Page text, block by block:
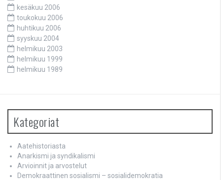
kesäkuu 2006
toukokuu 2006
huhtikuu 2006
syyskuu 2004
helmikuu 2003
helmikuu 1999
helmikuu 1989
Kategoriat
Aatehistoriasta
Anarkismi ja syndikalismi
Arvioinnit ja arvostelut
Demokraattinen sosialismi – sosialidemokratia